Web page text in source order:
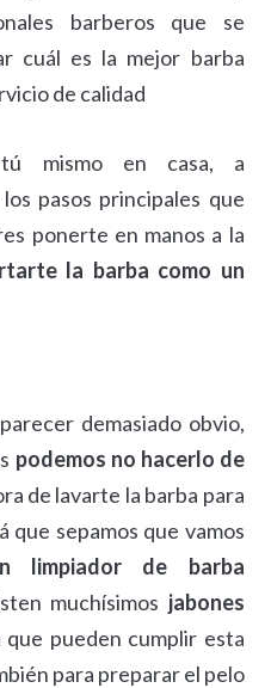
barberos que se
cuál es la mejor barba
de calidad
mismo en casa, a
pasos principales que
ponerte en manos a la
la barba como un
demasiado obvio,
podemos no hacerlo de
de lavarte la barba para
sepamos que vamos
limpiador de barba
muchísimos jabones
que pueden cumplir esta
para preparar el pelo